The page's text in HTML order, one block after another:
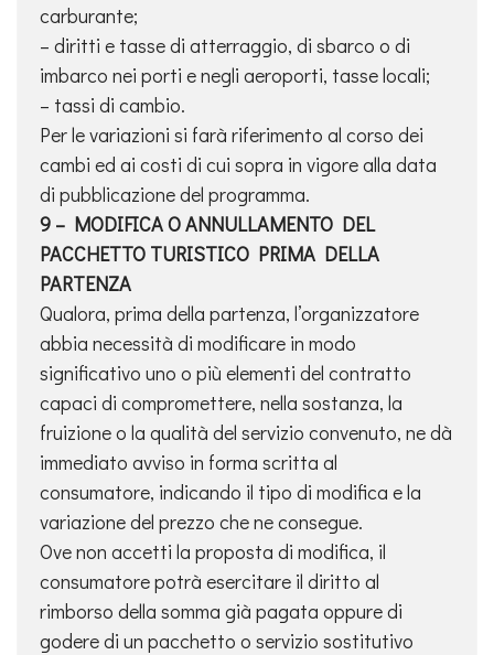
carburante;
– diritti e tasse di atterraggio, di sbarco o di
imbarco nei porti e negli aeroporti, tasse locali;
– tassi di cambio.
Per le variazioni si farà riferimento al corso dei
cambi ed ai costi di cui sopra in vigore alla data
di pubblicazione del programma.
9 – MODIFICA O ANNULLAMENTO DEL
PACCHETTO TURISTICO PRIMA DELLA
PARTENZA
Qualora, prima della partenza, l’organizzatore
abbia necessità di modificare in modo
significativo uno o più elementi del contratto
capaci di compromettere, nella sostanza, la
fruizione o la qualità del servizio convenuto, ne dà
immediato avviso in forma scritta al
consumatore, indicando il tipo di modifica e la
variazione del prezzo che ne consegue.
Ove non accetti la proposta di modifica, il
consumatore potrà esercitare il diritto al
rimborso della somma già pagata oppure di
godere di un pacchetto o servizio sostitutivo